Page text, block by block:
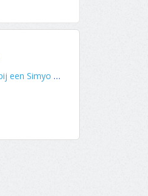
Tarieven in het buitenland bij een Simyo abonnement